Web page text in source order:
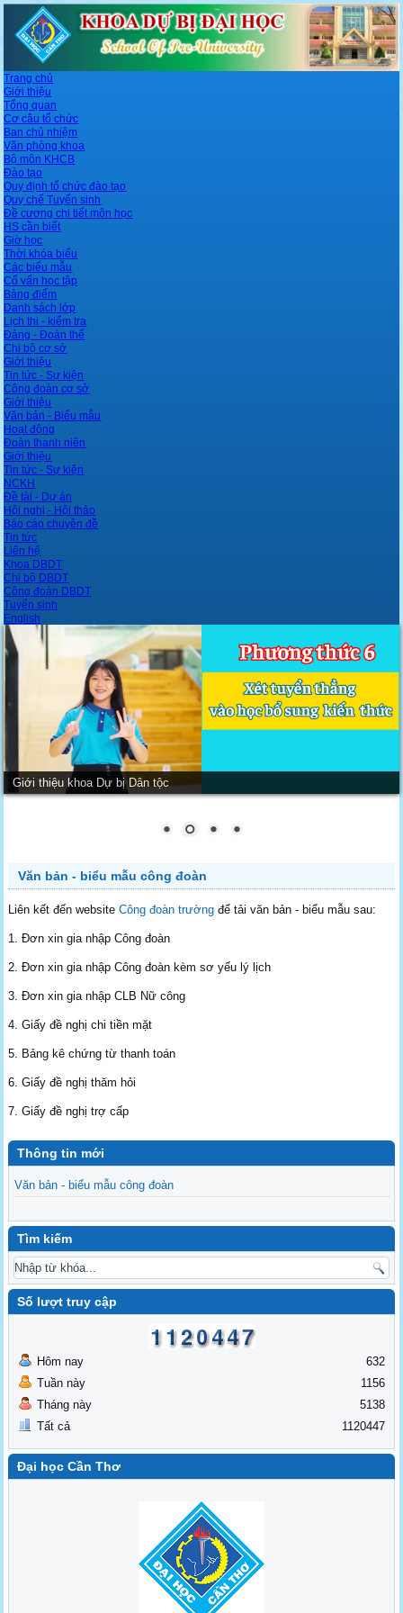
Trang chủ
Giới thiệu
Tổng quan
Cơ câu tổ chức
Ban chủ nhiệm
Văn phòng khoa
Bộ môn KHCB
Đào tạo
Quy định tổ chức đào tạo
Quy chế Tuyển sinh
Đề cương chi tiết môn học
HS cần biết
Giờ học
Thời khóa biểu
Các biểu mẫu
Cố vấn học tập
Bảng điểm
Danh sách lớp
Lịch thi - kiểm tra
Đảng - Đoàn thể
Chi bộ cơ sở
Giới thiệu
Tin tức - Sự kiện
Công đoàn cơ sở
Giới thiệu
Văn bản - Biểu mẫu
Hoạt động
Đoàn thanh niên
Giới thiệu
Tin tức - Sự kiện
NCKH
Đề tài - Dự án
Hội nghị - Hội thảo
Báo cáo chuyên đề
Tin tức
Liên hệ
Khoa DBDT
Chi bộ DBDT
Công đoàn DBDT
Tuyển sinh
English
Giới thiệu khoa Dự bị Dân tộc
Văn bản - biểu mẫu công đoàn
Liên kết đến websiteCông đoàn trường để tải văn bản - biểu mẫu sau:
1. Đơn xin gia nhập Công đoàn
2. Đơn xin gia nhập Công đoàn kèm sơ yếu lý lịch
3. Đơn xin gia nhập CLB Nữ công
4. Giấy đề nghị chi tiền mặt
5. Bảng kê chứng từ thanh toán
6. Giấy đề nghị thăm hỏi
7. Giấy đề nghị trợ cấp
Thông tin mới
Văn bản - biểu mẫu công đoàn
Tìm kiếm
Số lượt truy cập
Hôm nay
Tuần này
Tháng này
Tất cả
632
1156
5138
1120447
Đại học Cần Thơ